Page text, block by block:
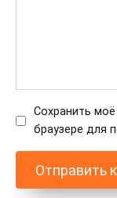
Сохранить
браузере для